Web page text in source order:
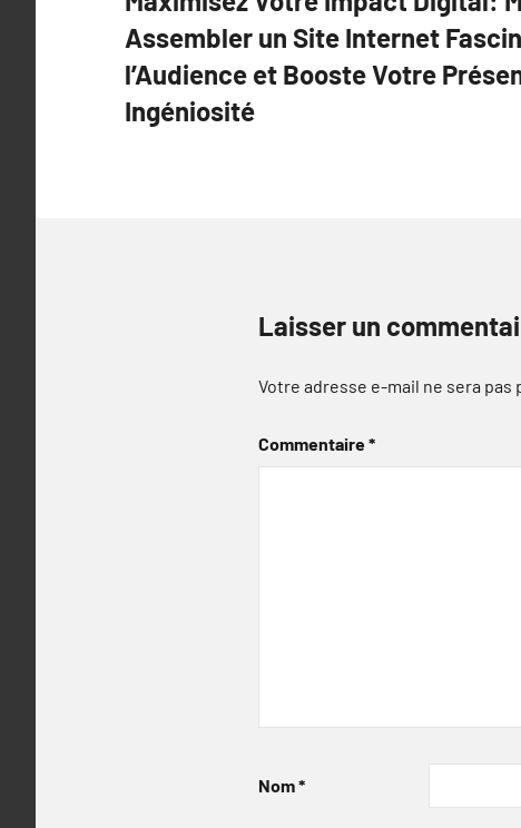
de
l’article
Assembler un Site Internet
l’Audience et Booste Votre
Ingéniosité
Laisser un
Votre adresse e-mail ne sera pas
Commentaire*
Nom*